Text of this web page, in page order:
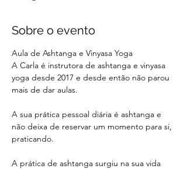
Sobre o evento
Aula de Ashtanga e Vinyasa Yoga
A Carla é instrutora de ashtanga e vinyasa
yoga desde 2017 e desde então não parou
mais de dar aulas.
A sua prática pessoal diária é ashtanga e
não deixa de reservar um momento para si,
praticando.
A prática de ashtanga surgiu na sua vida